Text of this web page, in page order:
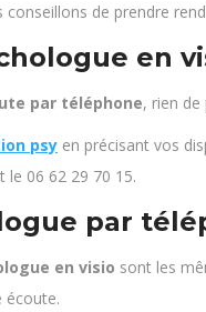
conseillons de prendre
en
par téléphone, rien
psy en précisant vos
le 06 62 29 70 15.
par
en visio sont les
écoute.